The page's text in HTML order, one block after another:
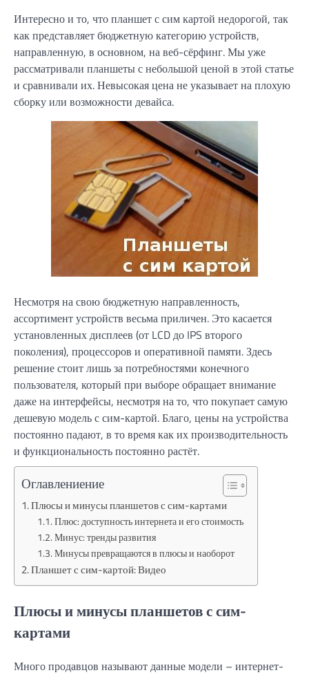
Интересно и то, что планшет с сим картой недорогой, так
как представляет бюджетную категорию устройств,
направленную, в основном, на веб-сёрфинг. Мы уже
рассматривали планшеты с небольшой ценой в этой статье
и сравнивали их. Невысокая цена не указывает на плохую
сборку или возможности девайса.
Несмотря на свою бюджетную направленность,
ассортимент устройств весьма приличен. Это касается
установленных дисплеев (от LCD до IPS второго
поколения), процессоров и оперативной памяти. Здесь
решение стоит лишь за потребностями конечного
пользователя, который при выборе обращает внимание
даже на интерфейсы, несмотря на то, что покупает самую
дешевую модель с сим-картой. Благо, цены на устройства
постоянно падают, в то время как их производительность
и функциональность постоянно растёт.
Оглавлениение
Плюсы и минусы планшетов с сим-картами
Плюс: доступность интернета и его стоимость
Минус: тренды развития
Минусы превращаются в плюсы и наоборот
Планшет с сим-картой: Видео
Плюсы и минусы планшетов с сим-
картами
Много продавцов называют данные модели – интернет-